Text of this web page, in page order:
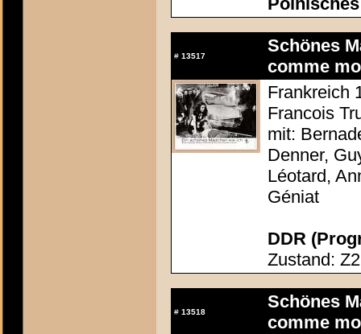
# 13517
Schönes
comme
Frankreich
Francois
mit:
Denner,
Léotard,
Géniat
DDR
Zustand: Z2
# 13518
Schönes
comme